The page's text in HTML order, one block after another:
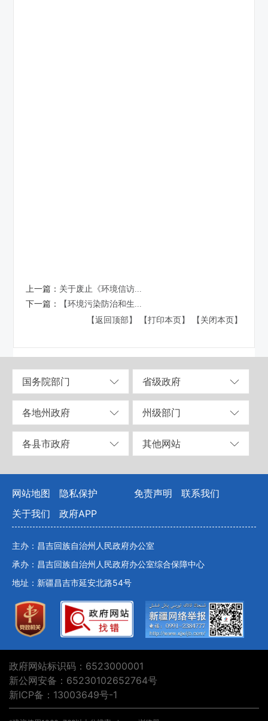
上一篇： 关于废止《环境信访...
下一篇：
【环境污染防治和生...
【返回顶部】
【打印本页】 【关闭本页】
国务院部门 省级政府
各地州政府 州级部门
各县市政府 其他网站
网站地图 隐私保护 免责声明
联系我们
关于我们
政府APP
主办：昌吉回族自治州人民政府办公室
承办：昌吉回族自治州人民政府办公室综合保障中心
地址：新疆昌吉市延安北路54号
政府网站标识码：6523000001
新公网安备：65230102652764号
新ICP备：13003649号-1